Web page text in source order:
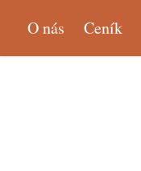
O nás Ceník